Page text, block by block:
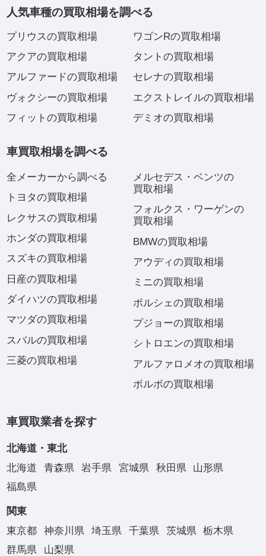
人気車種の買取相場を調べる
プリウスの買取相場
アクアの買取相場
アルファードの買取相場
ヴォクシーの買取相場
フィットの買取相場
ワゴンRの買取相場
タントの買取相場
セレナの買取相場
エクストレイルの買取相場
デミオの買取相場
車買取相場を調べる
全メーカーから調べる
トヨタの買取相場
レクサスの買取相場
ホンダの買取相場
スズキの買取相場
日産の買取相場
ダイハツの買取相場
マツダの買取相場
スバルの買取相場
三菱の買取相場
メルセデス・ベンツの
買取相場
フォルクス・ワーゲンの
買取相場
BMWの買取相場
アウディの買取相場
ミニの買取相場
ポルシェの買取相場
プジョーの買取相場
シトロエンの買取相場
アルファロメオの買取相場
ボルボの買取相場
車買取業者を探す
北海道・東北
北海道
青森県 岩手県 宮城県 秋田県
山形県
福島県
関東
東京都
神奈川県 埼玉県 千葉県 茨城県
栃木県
群馬県
山梨県